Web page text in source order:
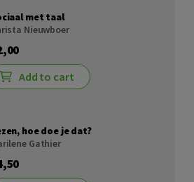
met taal
Nieuwboer
Add to cart
hoe doe je dat?
Gathier